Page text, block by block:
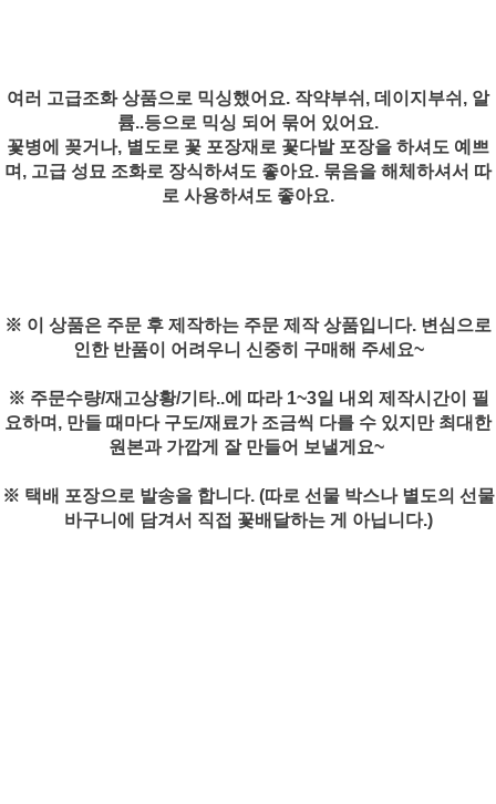
여러 고급조화 상품으로 믹싱했어요. 작약부쉬, 데이지부쉬, 알
륨..등으로 믹싱 되어 묶어 있어요.
꽃병에 꽂거나, 별도로 꽃 포장재로 꽃다발 포장을 하셔도 예쁘
며, 고급 성묘 조화로 장식하셔도 좋아요. 묶음을 해체하셔서 따
로 사용하셔도 좋아요.
※ 이 상품은 주문 후 제작하는 주문 제작 상품입니다. 변심으로
인한 반품이 어려우니 신중히 구매해 주세요~
※ 주문수량/재고상황/기타..에 따라 1~3일 내외 제작시간이 필
요하며, 만들 때마다 구도/재료가 조금씩 다를 수 있지만 최대한
원본과 가깝게 잘 만들어 보낼게요~
※ 택배 포장으로 발송을 합니다. (따로 선물 박스나 별도의 선물
바구니에 담겨서 직접 꽃배달하는 게 아닙니다.)